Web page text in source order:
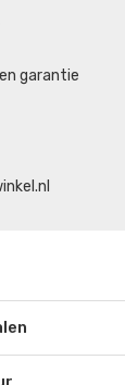
garantie